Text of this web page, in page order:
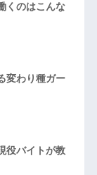
くのはこんな
変わり種ガー
役バイトが教